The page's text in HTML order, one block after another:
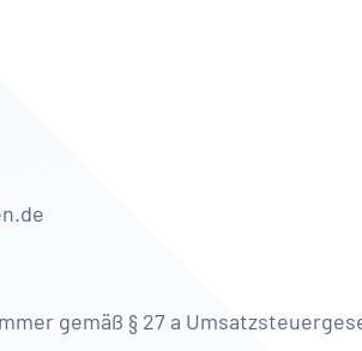
gemäß § 27 a